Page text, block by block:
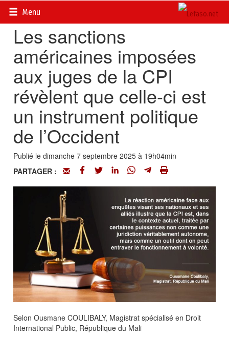
Menu
Accueil>
Les sanctions
américaines imposées
aux juges de la CPI
révèlent que celle-ci est
un instrument politique
de l’Occident
Publié le dimanche 7 septembre 2025 à 19h04min
PARTAGER :
Selon Ousmane COULIBALY, Magistrat spécialisé en Droit
International Public, République du Mali